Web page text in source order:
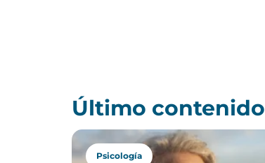
Último contenido
Psicología